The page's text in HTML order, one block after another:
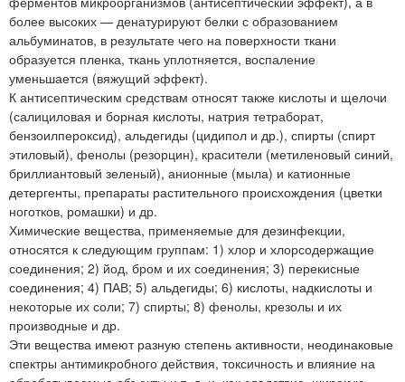
более высоких — денатурируют белки с образованием
альбуминатов, в результате чего на поверхности ткани
образуется пленка, ткань уплотняется, воспаление
уменьшается (вяжущий эффект).
К антисептическим средствам относят также кислоты и щелочи
(салициловая и борная кислоты, натрия тетраборат,
бензоилпероксид), альдегиды (цидипол и др.), спирты (спирт
этиловый), фенолы (резорцин), красители (метиленовый синий,
бриллиантовый зеленый), анионные (мыла) и катионные
детергенты, препараты растительного происхождения (цветки
ноготков, ромашки) и др.
Химические вещества, применяемые для дезинфекции,
относятся к следующим группам: 1) хлор и хлорсодержащие
соединения; 2) йод, бром и их соединения; 3) перекисные
соединения; 4) ПАВ; 5) альдегиды; 6) кислоты, надкислоты и
некоторые их соли; 7) спирты; 8) фенолы, крезолы и их
производные и др.
Эти вещества имеют разную степень активности, неодинаковые
спектры антимикробного действия, токсичность и влияние на